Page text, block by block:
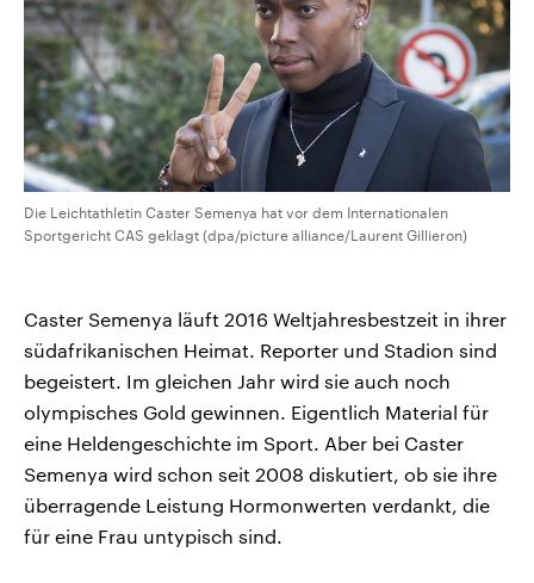
Die Leichtathletin Caster Semenya hat vor dem Internationalen
Sportgericht CAS geklagt (dpa/picture alliance/Laurent Gillieron)
Caster Semenya läuft 2016 Weltjahresbestzeit in ihrer
südafrikanischen Heimat. Reporter und Stadion sind
begeistert. Im gleichen Jahr wird sie auch noch
olympisches Gold gewinnen. Eigentlich Material für
eine Heldengeschichte im Sport. Aber bei Caster
Semenya wird schon seit 2008 diskutiert, ob sie ihre
überragende Leistung Hormonwerten verdankt, die
für eine Frau untypisch sind.